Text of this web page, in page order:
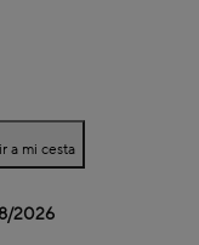
a mi cesta
2026